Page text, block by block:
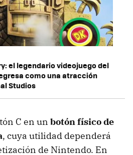
el legendario videojuego del
como una atracción
Studios
C en un botón físico de
, cuya utilidad dependerá
de Nintendo. En